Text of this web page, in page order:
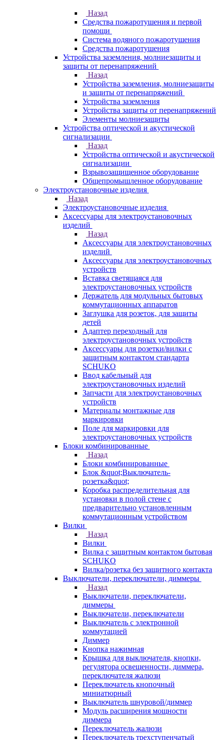
Назад
Средства пожаротушения и первой
помощи
Система водяного пожаротушения
Средства пожаротушения
Устройства заземления, молниезащиты и
защиты от перенапряжений
Назад
Устройства заземления, молниезащиты
и защиты от перенапряжений
Устройства заземления
Устройства защиты от перенапряжений
Элементы молниезащиты
Устройства оптической и акустической
сигнализации
Назад
Устройства оптической и акустической
сигнализации
Взрывозащищенное оборудование
Общепромышленное оборудование
Электроустановочные изделия
Назад
Электроустановочные изделия
Аксессуары для электроустановочных
изделий
Назад
Аксессуары для электроустановочных
изделий
Аксессуары для электроустановочных
устройств
Вставка светящаяся для
электроустановочных устройств
Держатель для модульных бытовых
коммутационных аппаратов
Заглушка для розеток, для защиты
детей
Адаптер переходный для
электроустановочных устройств
Аксессуары для розетки/вилки с
защитным контактом стандарта
SCHUKO
Ввод кабельный для
электроустановочных изделий
Запчасти для электроустановочных
устройств
Материалы монтажные для
маркировки
Поле для маркировки для
электроустановочных устройств
Блоки комбинированные
Назад
Блоки комбинированные
Блок &quot;Выключатель-
розетка&quot;
Коробка распределительная для
установки в полой стене с
предварительно установленным
коммутационным устройством
Вилки
Назад
Вилки
Вилка с защитным контактом бытовая
SCHUKO
Вилка/розетка без защитного контакта
Выключатели, переключатели, диммеры
Назад
Выключатели, переключатели,
диммеры
Выключатели, переключатели
Выключатель с электронной
коммутацией
Диммер
Кнопка нажимная
Крышка для выключателя, кнопки,
регулятора освещенности, диммера,
переключателя жалюзи
Переключатель кнопочный
миниатюрный
Выключатель шнуровой/диммер
Модуль расширения мощности
диммера
Переключатель жалюзи
Переключатель трехступенчатый